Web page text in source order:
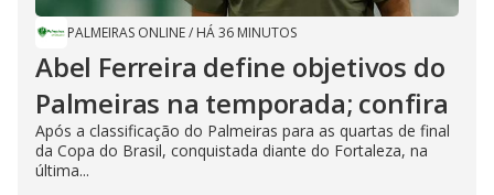
PALMEIRAS ONLINE/ HÁ 36 MINUTOS
Abel Ferreira define objetivos do
Palmeiras na temporada; confira
Após a classificação do Palmeiras para as quartas de final
da Copa do Brasil, conquistada diante do Fortaleza, na
última...